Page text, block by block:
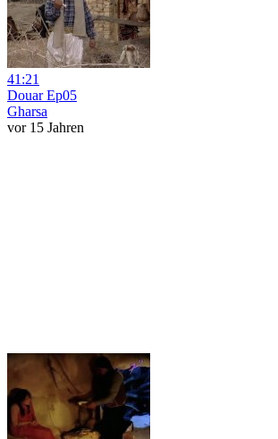
41:21
Douar Ep05
Gharsa
vor 15 Jahren